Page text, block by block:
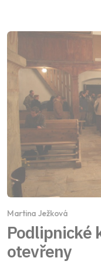
Martina Ježková
Podlipnické
otevřeny